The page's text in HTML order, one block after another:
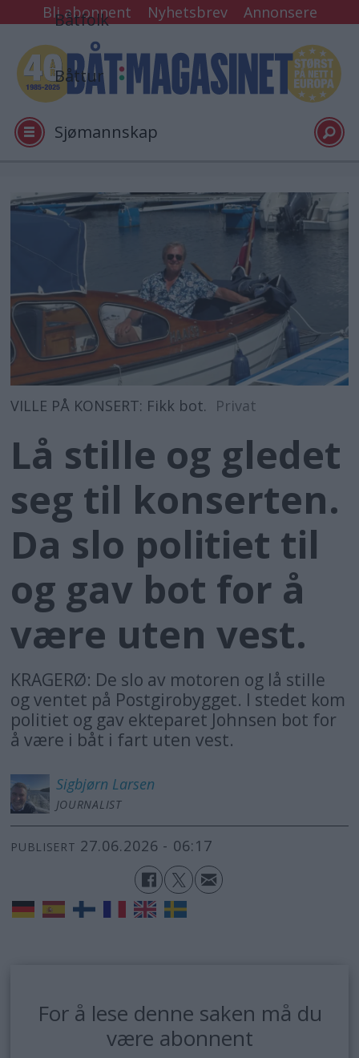
Bli abonnent Nyhetsbrev Annonsere
Båtfolk
Båttur
Sjømannskap
Tester
Arkiv
Video
Logg inn
VILLE PÅ KONSERT: Fikk bot. Privat
Lå stille og gledet
seg til konserten.
Da slo politiet til
og gav bot for å
være uten vest.
KRAGERØ: De slo av motoren og lå stille
og ventet på Postgirobygget. I stedet kom
politiet og gav ekteparet Johnsen bot for
å være i båt i fart uten vest.
Sigbjørn Larsen
JOURNALIST
PUBLISERT 27.06.2026 - 06:17
For å lese denne saken må du
være abonnent